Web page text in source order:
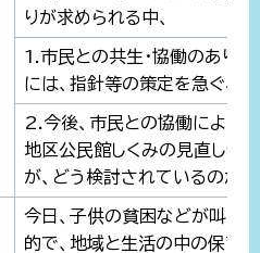
りが求められる中、
1.市民との共生・協働のあり
には、指針等の策定を急ぐべ
2.今後、市民との協働による
地区公民館しくみの見直しや
が、どう検討されているのか。
今日、子供の貧困などが叫ば
的で、地域と生活の中の保育